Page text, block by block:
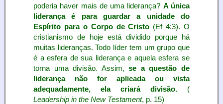
poderia haver mais de uma liderança? A única
liderança é para guardar a unidade do
Espírito para o Corpo de Cristo (Ef 4:3). O
cristianismo de hoje está dividido porque há
muitas lideranças. Todo líder tem um grupo que
é a esfera de sua liderança e aquela esfera se
torna uma divisão. Assim,se a questão de
liderança não for aplicada ou vista
adequadamente, ela criará divisão. (
Leadership in the New Testament, p. 15)